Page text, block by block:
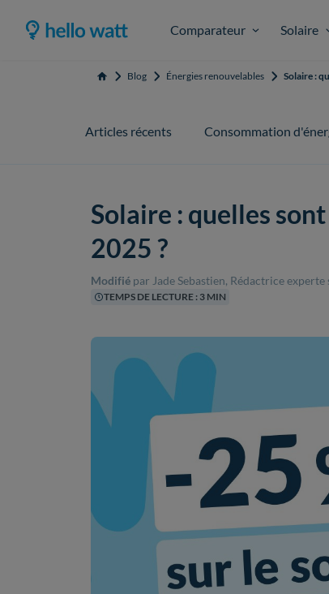
Comparateur Solaire
Accueil Blog Énergies renouvelables Solaire :
Articles récents Consommation
Solaire : quelles
2025 ?
Modifié par Jade Sebastien, Rédactrice experte
TEMPS DE LECTURE : 3 MIN